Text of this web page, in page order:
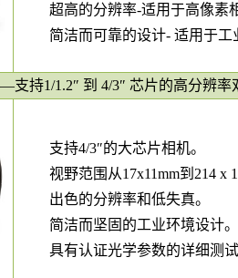
超高的分辨率-适用于高像素
简洁而可靠的设计- 适用于工
持1/1.2″ 到 4/3″ 芯片的高分辨率
支持4/3″的大芯片相机。
视野范围从17x11mm到214 x
出色的分辨率和低失真。
简洁而坚固的工业环境设计。
具有认证光学参数的详细测试